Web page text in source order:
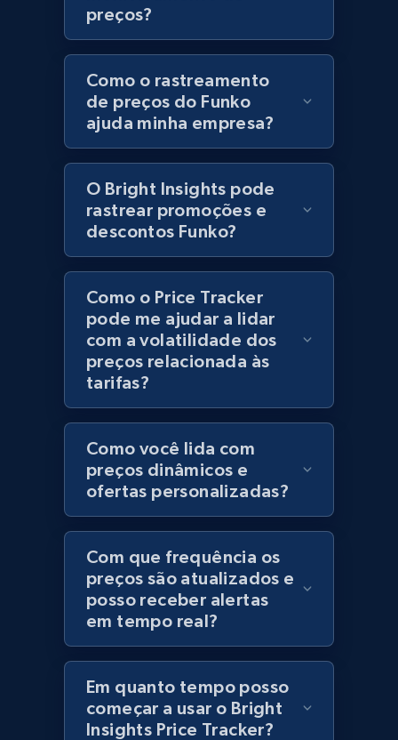
URL, Product id, Title, Product description,
Rating, Reviews count, Initial price, Discount,
and more.
1.3K+ 175+ Comece agora
Zara - Products
Category id, Product id, Product name, Price,
Currency, Colour code, Colour, Description, and
more.
Comece agora
Category id, Product id, Product name, Price,
Currency, Colour code, Colour, Description, and
1.2K+ 208+ Comece agora
Best Buy products
URL, Product id, Title, Images, Final price,
Currency, Discount, Initial price, and more.
1.1K+ 148+ Comece agora
preços?
Como o rastreamento
de preços do Funko
ajuda minha empresa?
O Bright Insights pode
rastrear promoções e
descontos Funko?
Como o Price Tracker
pode me ajudar a lidar
com a volatilidade dos
preços relacionada às
tarifas?
Como você lida com
preços dinâmicos e
ofertas personalizadas?
Com que frequência os
preços são atualizados e
posso receber alertas
em tempo real?
Em quanto tempo posso
começar a usar o Bright
Insights Price Tracker?